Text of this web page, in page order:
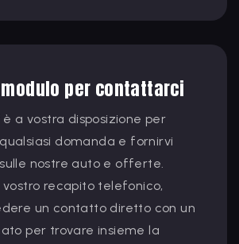
per contattarci
a vostra disposizione per
domanda e fornirvi
nostre auto e offerte.
vostro recapito telefonico,
un contatto diretto con un
per trovare insieme la